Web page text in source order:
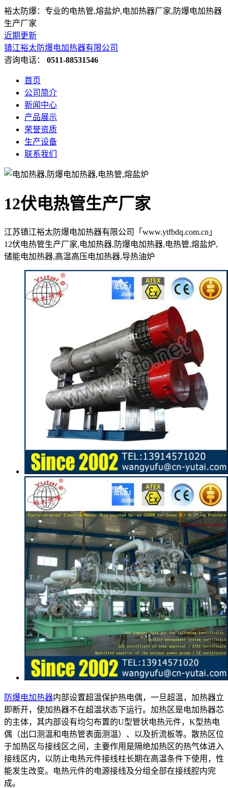
裕太防爆：专业的电热管,熔盐炉,电加热器厂家,防爆电加热器
生产厂家
近期更新
镇江裕太防爆电加热器有限公司
咨询电话： 0511-88531546
首页
公司简介
新闻中心
产品展示
荣誉资质
生产设备
联系我们
12伏电热管生产厂家
江苏镇江裕太防爆电加热器有限公司「www.ytfbdq.com.cn」
12伏电热管生产厂家,电加热器,防爆电加热器,电热管,熔盐炉,
储能电加热器,高温高压电加热器,导热油炉
防爆电加热器内部设置超温保护热电偶，一旦超温，加热器立
即断开，使加热器不在超温状态下运行。加热区是电加热器芯
的主体，其内部设有均匀布置的U型管状电热元件，K型热电
偶（出口测温和电热管表面测温）、以及折流板等。散热区位
于加热区与接线区之间，主要作用是隔绝加热区的热气体进入
接线区内，以防止电热元件接线柱长期在高温条件下使用，性
能发生改变。电热元件的电源接线及分组全部在接线腔内完
成。